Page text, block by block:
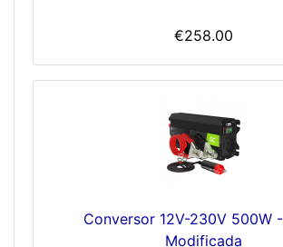
€258.00
Conversor 12V-230V 500W
Modificada